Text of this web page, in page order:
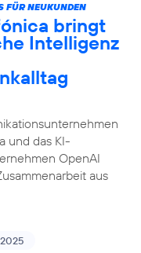
FÜR NEUKUNDEN
bringt
Intelligenz
und das KI-
OpenAI
aus